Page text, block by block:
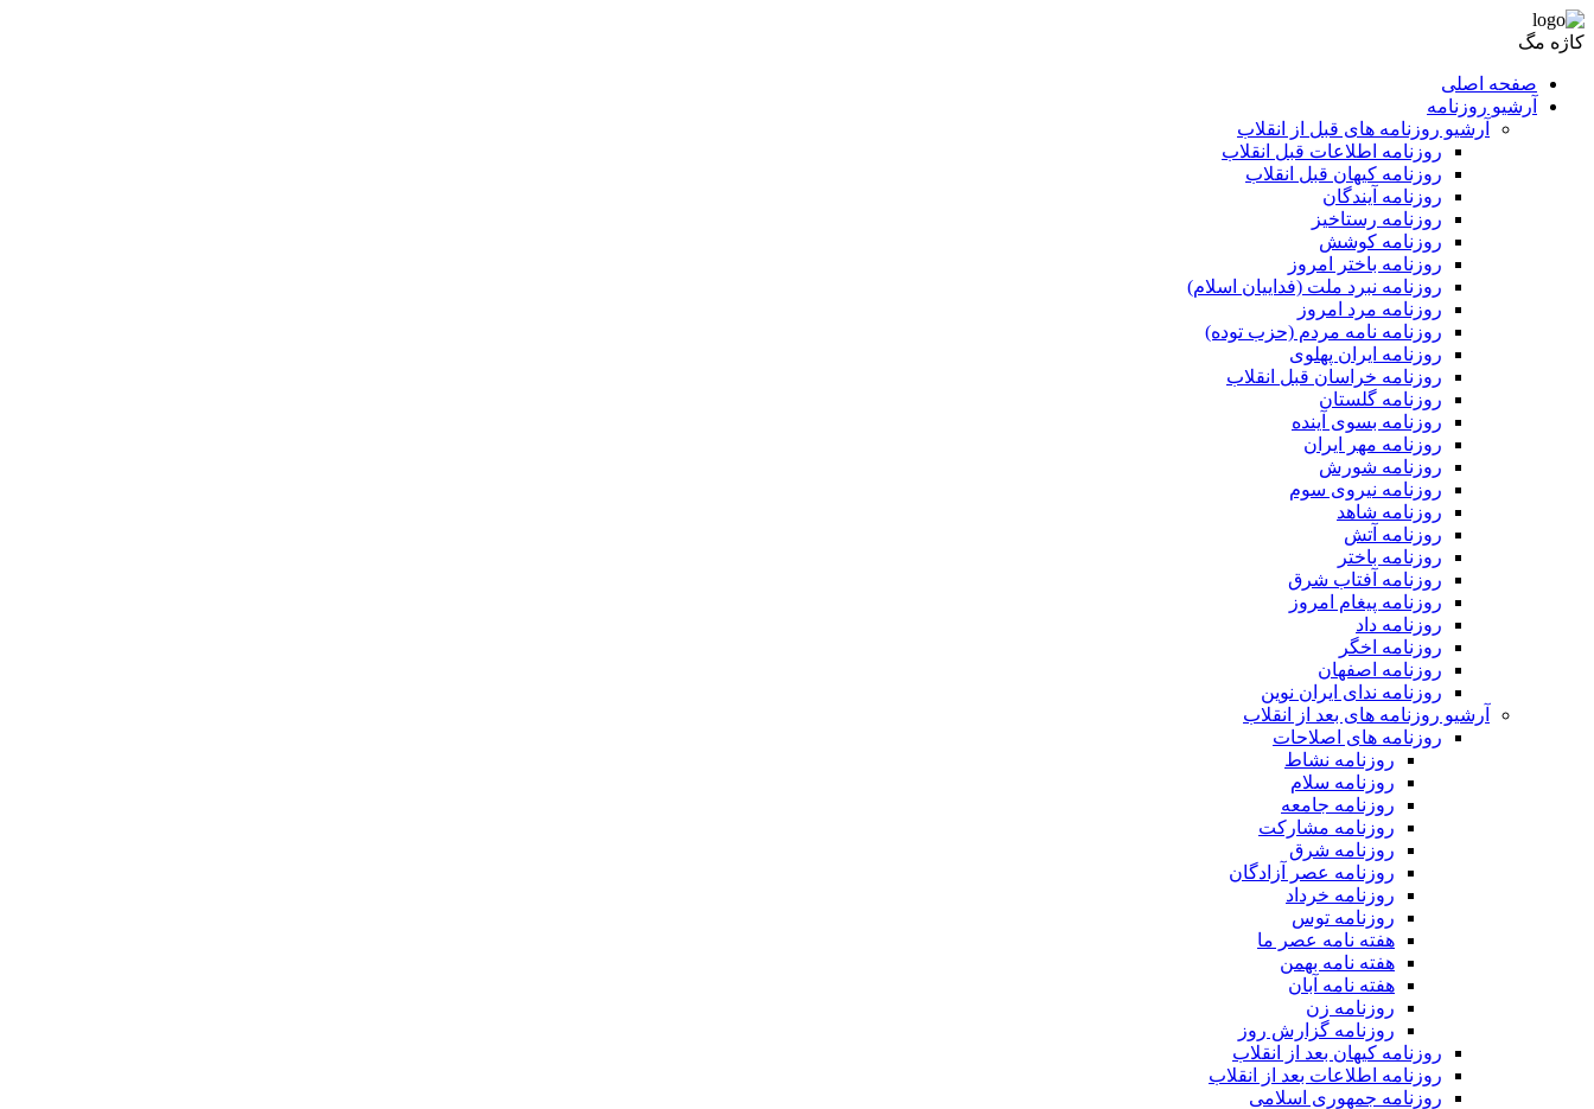
کاژه مگ
صفحه اصلی
آرشیو روزنامه
آرشیو روزنامه های قبل از انقلاب
روزنامه اطلاعات قبل انقلاب
روزنامه کیهان قبل انقلاب
روزنامه آیندگان
روزنامه رستاخیز
روزنامه کوشش
روزنامه باختر امروز
روزنامه نبرد ملت (فداییان اسلام)
روزنامه مرد امروز
روزنامه نامه مردم (حزب توده)
روزنامه ایران پهلوی
روزنامه خراسان قبل انقلاب
روزنامه گلستان
روزنامه بسوی آینده
روزنامه مهر ایران
روزنامه شورش
روزنامه نیروی سوم
روزنامه شاهد
روزنامه آتش
روزنامه باختر
روزنامه آفتاب شرق
روزنامه پیغام امروز
روزنامه داد
روزنامه اخگر
روزنامه اصفهان
روزنامه ندای ایران نوین
آرشیو روزنامه های بعد از انقلاب
روزنامه های اصلاحات
روزنامه نشاط
روزنامه سلام
روزنامه جامعه
روزنامه مشارکت
روزنامه شرق
روزنامه عصر آزادگان
روزنامه خرداد
روزنامه توس
هفته نامه عصر ما
هفته نامه بهمن
هفته نامه آبان
روزنامه زن
روزنامه گزارش روز
روزنامه کیهان بعد از انقلاب
روزنامه اطلاعات بعد از انقلاب
روزنامه جمهوری اسلامی